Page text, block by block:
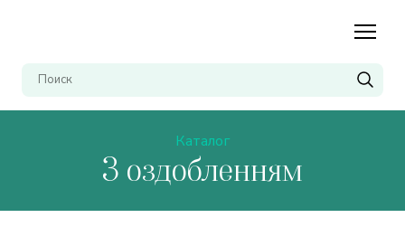
Каталог
З оздобленням